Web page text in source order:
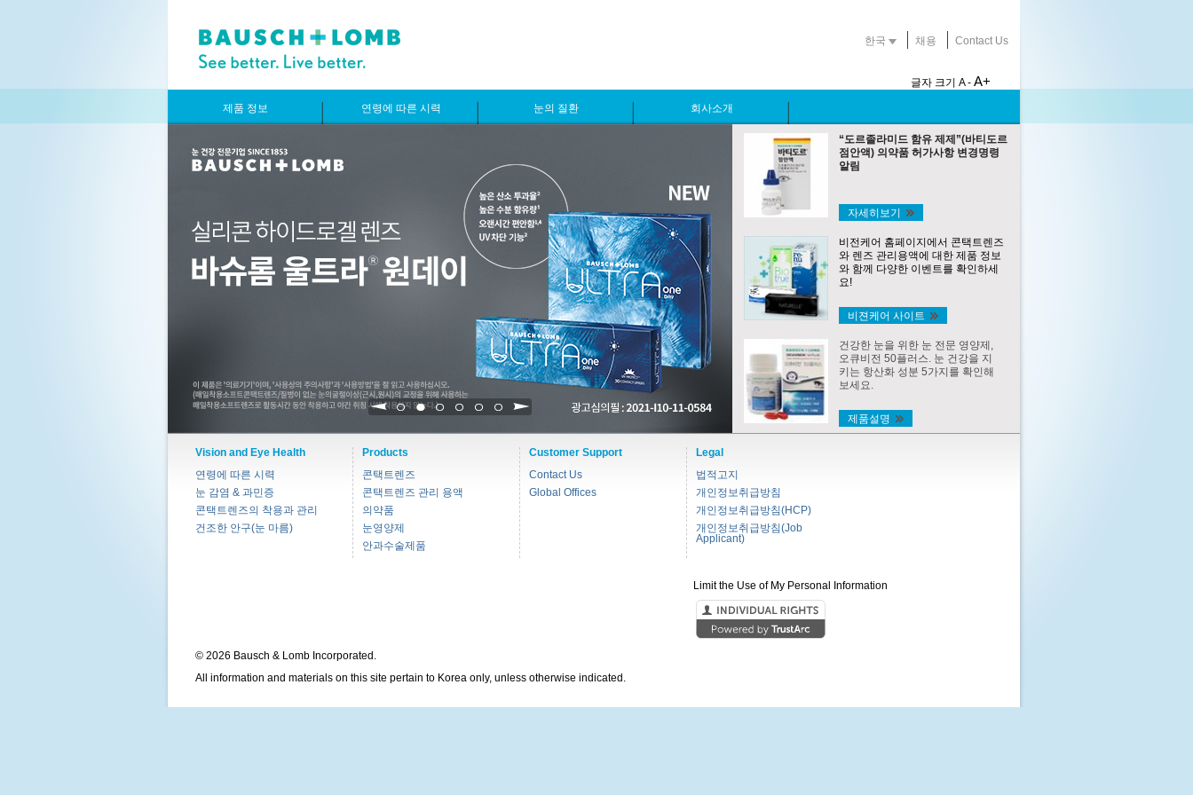
한국 채용 Contact Us
글자 크기 A - A+
제품 정보 연령에 따른 시력 눈의 질환 회사소개
1 2 3 4 5 6
“도르졸라미드 함유 제제”(바티도르
점안액) 의약품 허가사항 변경명령
알림
자세히보기
비전케어 홈페이지에서 콘택트렌즈
와 렌즈 관리용액에 대한 제품 정보
와 함께 다양한 이벤트를 확인하세
요!
비젼케어 사이트
건강한 눈을 위한 눈 전문 영양제,
오큐비전 50플러스. 눈 건강을 지
키는 항산화 성분 5가지를 확인해
보세요.
제품설명
Vision and Eye Health
연령에 따른 시력
눈 감염 & 과민증
콘택트렌즈의 착용과 관리
건조한 안구(눈 마름)
Products
콘택트렌즈
콘택트렌즈 관리 용액
의약품
눈영양제
안과수술제품
Customer Support
Contact Us
Global Offices
Legal
법적고지
개인정보취급방침
개인정보취급방침(HCP)
개인정보취급방침(Job
Applicant)
Limit the Use of My Personal Information
© 2026 Bausch & Lomb Incorporated.
All information and materials on this site pertain to Korea only, unless otherwise indicated.